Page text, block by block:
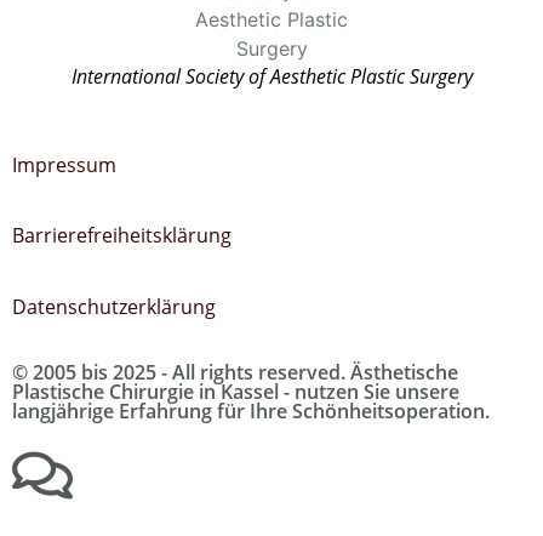
International Society of Aesthetic Plastic Surgery
Impressum
Barrierefreiheitsklärung
Datenschutzerklärung
© 2005 bis 2025 - All rights reserved. Ästhetische
Plastische Chirurgie in Kassel - nutzen Sie unsere
langjährige Erfahrung für Ihre Schönheitsoperation.